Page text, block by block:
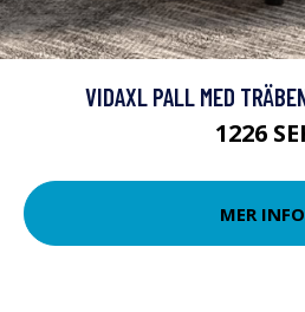
VIDAXL PALL MED
1226
MER